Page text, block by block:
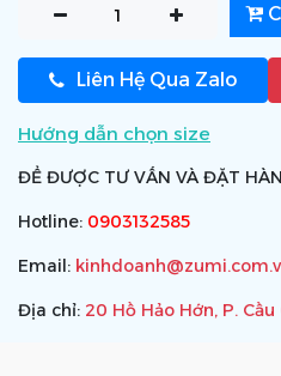
Liên Hệ Qua Zalo
Hướng dẫn chọn size
ĐỂ ĐƯỢC TƯ VẤN VÀ ĐẶT
Hotline: 0903132585
Email:
Địa chỉ: 20 Hồ Hảo Hớn, P.